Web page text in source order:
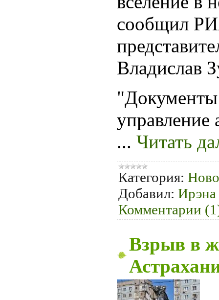
сообщил
Владислав
управление
... Читать
Категория:
Добавил: Ирэна
Комментарии
Взрыв в